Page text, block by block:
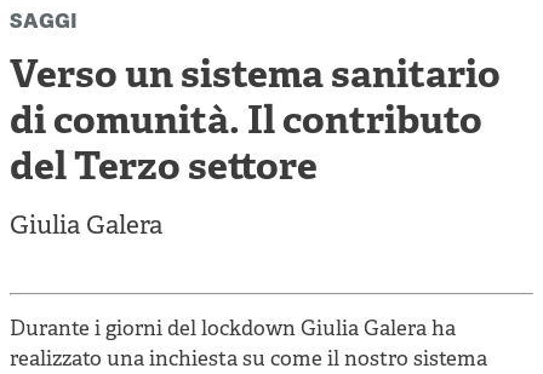
Impresa sociale e democrazia
Acini di fuoco - Dossier Mezzogiorno
Valutazione e dintorni
saggi
Verso un sistema sanitario
di comunità. Il contributo
del Terzo settore
Giulia Galera
Durante i giorni del lockdown Giulia Galera ha
realizzato una inchiesta su come il nostro sistema